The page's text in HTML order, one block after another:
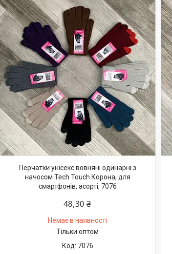
Перчатки унісекс вовняні одинарні з
начосом Tech Touch Корона, для
смартфонів, асорті, 7076
48,30 ₴
Немає в наявності
Тільки оптом
7076